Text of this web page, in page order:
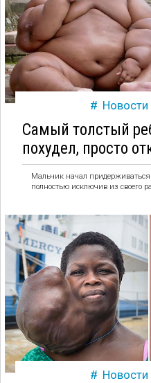
Новости
Самый толстый
похудел, просто
Мальчик начал
полностью исключив из своего
Новости